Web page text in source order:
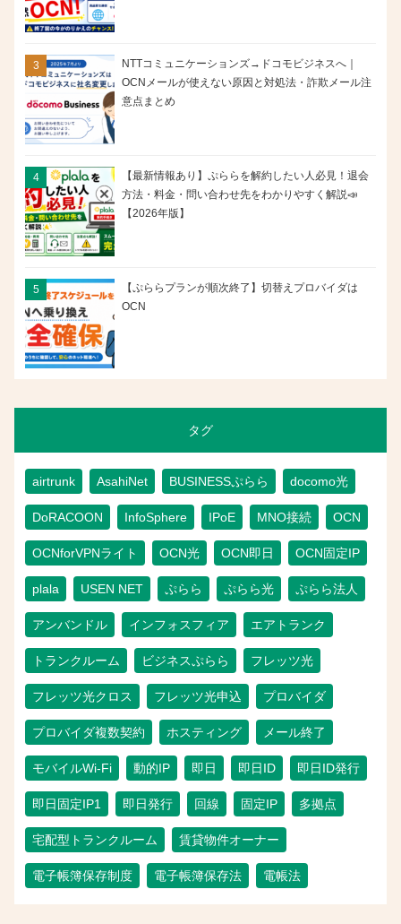
NTTコミュニケーションズ→ドコモビジネスへ｜
OCNメールが使えない原因と対処法・詐欺メール注
意点まとめ
【最新情報あり】ぷららを解約したい人必見！退会
方法・料金・問い合わせ先をわかりやすく解説📣
【2026年版】
【ぷららプランが順次終了】切替えプロバイダは
OCN
タグ
airtrunk AsahiNet BUSINESSぷらら docomo光
DoRACOON InfoSphere IPoE MNO接続 OCN
OCNforVPNライト OCN光 OCN即日 OCN固定IP
plala USEN NET ぷらら ぷらら光 ぷらら法人
アンバンドル インフォスフィア エアトランク
トランクルーム ビジネスぷらら フレッツ光
フレッツ光クロス フレッツ光申込 プロバイダ
プロバイダ複数契約 ホスティング メール終了
モバイルWi-Fi 動的IP 即日 即日ID 即日ID発行
即日固定IP1 即日発行 回線 固定IP 多拠点
宅配型トランクルーム 賃貸物件オーナー
電子帳簿保存制度 電子帳簿保存法 電帳法